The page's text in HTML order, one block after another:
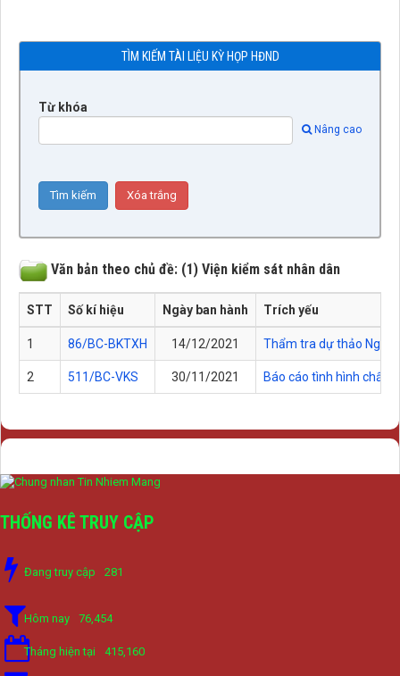
TÌM KIẾM TÀI LIỆU KỲ HỌP HĐND
Từ khóa
Nâng cao
Văn bản theo chủ đề: (1) Viện kiểm sát nhân dân
STT Số kí hiệu Ngày ban hành Trích yếu
1 86/BC-BKTXH 14/12/2021 Thẩm tra dự thảo Nghị
2 511/BC-VKS 30/11/2021 Báo cáo tình hình chấp
THỐNG KÊ TRUY CẬP
Đang truy cập 281
Hôm nay 76,454
Tháng hiện tại 415,160